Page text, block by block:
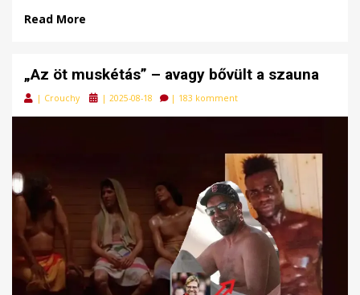
Read More
„Az öt muskétás” – avagy bővült a szauna
| Crouchy
Posted
| 2025-08-18 | 183 komment